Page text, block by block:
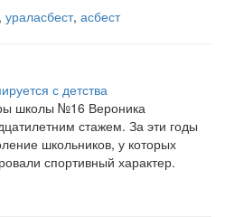
, ураласбест, асбест
с детства
школы №16 Вероника
стажем. За эти годы
школьников, у которых
спортивный характер.